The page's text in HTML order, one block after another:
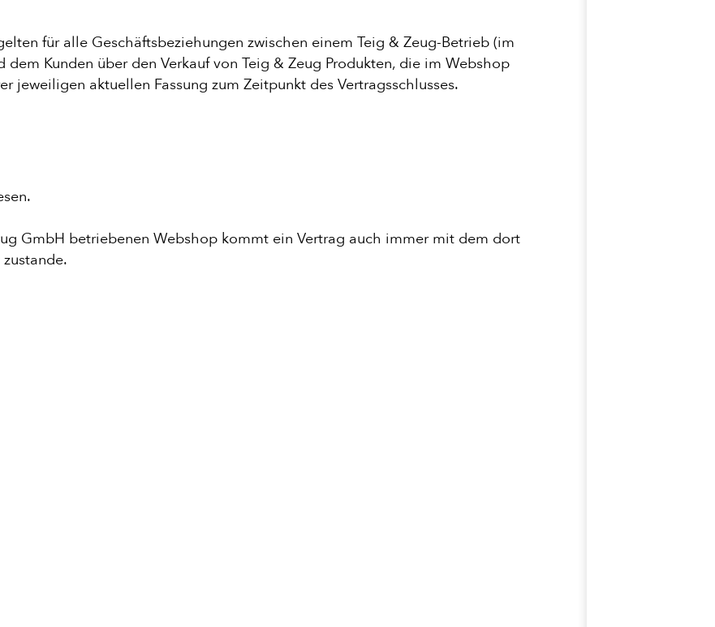
für alle Geschäftsbeziehungen zwischen einem Teig & Zeug-Betrieb (im
Kunden über den Verkauf von Teig & Zeug Produkten, die im Webshop
jeweiligen aktuellen Fassung zum Zeitpunkt des Vertragsschlusses.
GmbH betriebenen Webshop kommt ein Vertrag auch immer mit dem dort